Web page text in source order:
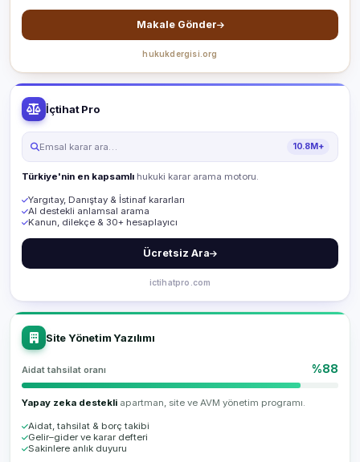
Makale Gönder
hukukdergisi.org
İçtihat Pro
Emsal karar ara… 10.8M+
Türkiye'nin en kapsamlı hukuki karar arama motoru.
Yargıtay, Danıştay & İstinaf kararları
AI destekli anlamsal arama
Kanun, dilekçe & 30+ hesaplayıcı
Ücretsiz Ara
ictihatpro.com
Site Yönetim Yazılımı
Aidat tahsilat oranı %88
Yapay zeka destekli apartman, site ve AVM yönetim programı.
Aidat, tahsilat & borç takibi
Gelir–gider ve karar defteri
Sakinlere anlık duyuru